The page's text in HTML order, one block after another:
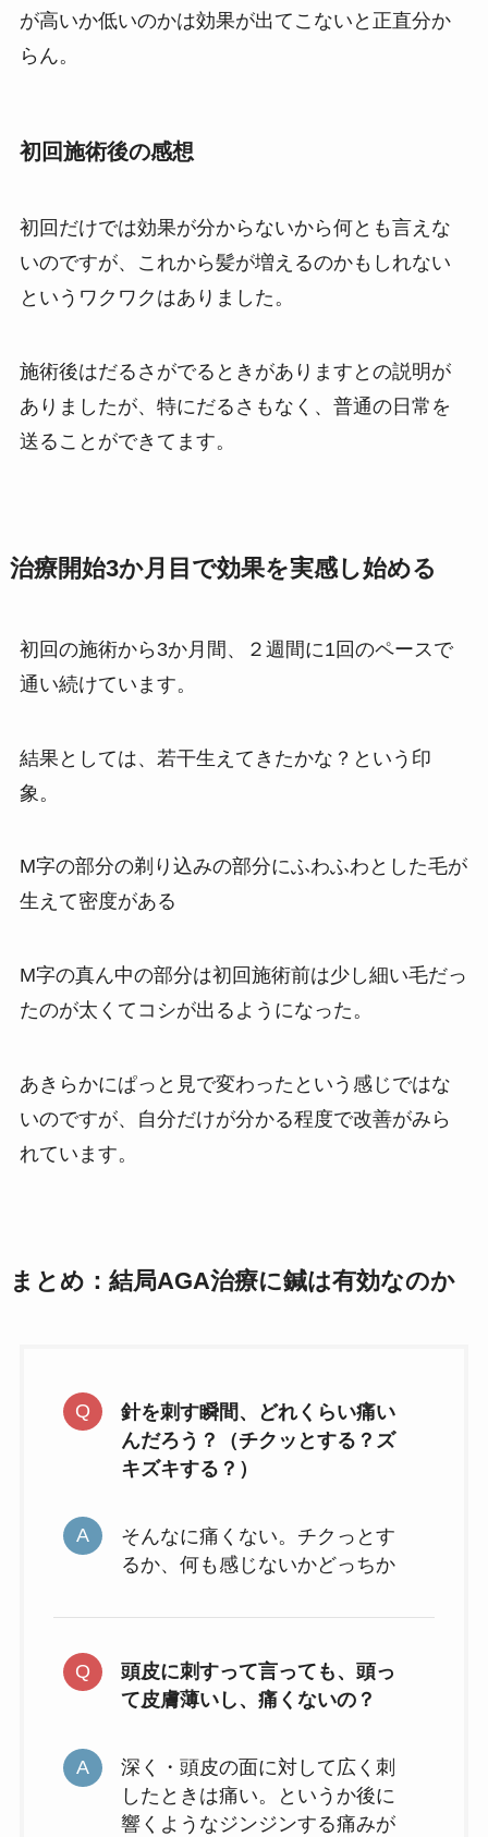
が高いか低いのかは効果が出てこないと正直分か
らん。
初回施術後の感想
初回だけでは効果が分からないから何とも言えな
いのですが、これから髪が増えるのかもしれない
というワクワクはありました。
施術後はだるさがでるときがありますとの説明が
ありましたが、特にだるさもなく、普通の日常を
送ることができてます。
治療開始3か月目で効果を実感し始める
初回の施術から3か月間、２週間に1回のペースで
通い続けています。
結果としては、若干生えてきたかな？という印
象。
M字の部分の剃り込みの部分にふわふわとした毛が
生えて密度がある
M字の真ん中の部分は初回施術前は少し細い毛だっ
たのが太くてコシが出るようになった。
あきらかにぱっと見で変わったという感じではな
いのですが、自分だけが分かる程度で改善がみら
れています。
まとめ：結局AGA治療に鍼は有効なのか
針を刺す瞬間、どれくらい痛い
んだろう？（チクッとする？ズ
キズキする？）
そんなに痛くない。チクっとす
るか、何も感じないかどっちか
頭皮に刺すって言っても、頭っ
て皮膚薄いし、痛くないの？
深く・頭皮の面に対して広く刺
したときは痛い。というか後に
響くようなジンジンする痛みが